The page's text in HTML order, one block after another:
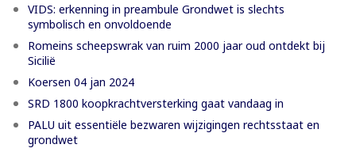
VIDS: erkenning in preambule Grondwet is slechts
symbolisch en onvoldoende
Romeins scheepswrak van ruim 2000 jaar oud ontdekt bij
Sicilië
Koersen 04 jan 2024
SRD 1800 koopkrachtversterking gaat vandaag in
PALU uit essentiële bezwaren wijzigingen rechtsstaat en
grondwet